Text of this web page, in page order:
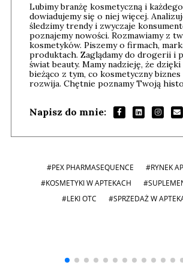
Lubimy branżę kosmetyczną i
dowiadujemy się o niej więcej.
śledzimy trendy i zwyczaje
poznajemy nowości. Rozmawiamy z
kosmetyków. Piszemy o firmach,
produktach. Zaglądamy do drogerii i
świat beauty. Mamy nadzieję, że dzięki
bieżąco z tym, co kosmetyczny
rozwija. Chętnie poznamy Twoją
Napisz do mnie:
#PEX PHARMASEQUENCE
#RYNEK
#KOSMETYKI W APTEKACH
#LEKI OTC
#SPRZEDAŻ W